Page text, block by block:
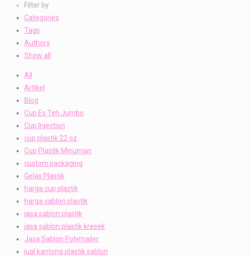
Filter by
Categories
Tags
Authors
Show all
All
Artikel
Blog
Cup Es Teh Jumbo
Cup Injection
cup plastik 22 oz
Cup Plastik Minuman
custom packaging
Gelas Plastik
harga cup plastik
harga sablon plastik
jasa sablon plastik
jasa sablon plastik kresek
Jasa Sablon Polymailer
jual kantong plastik sablon